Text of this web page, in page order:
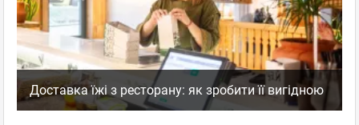
Доставка їжі з ресторану: як зробити її вигідною